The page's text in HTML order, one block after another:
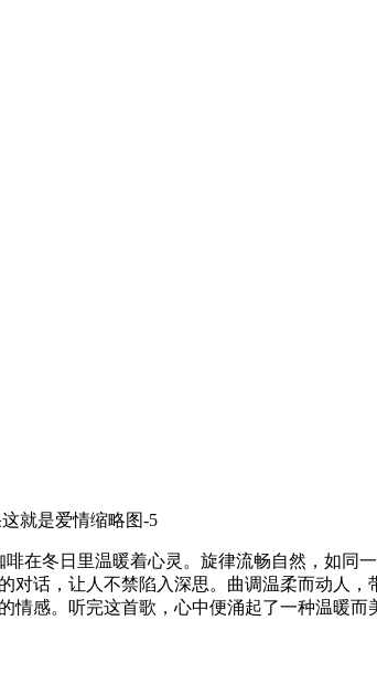
在冬日里温暖着心灵。旋律流畅自然，如同
话，让人不禁陷入深思。曲调温柔而动人，
感。听完这首歌，心中便涌起了一种温暖而